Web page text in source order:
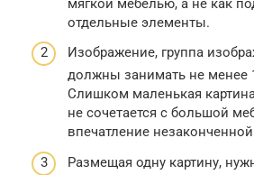
мягкой мебелью, а не как
отдельные элементы.
Изображение, группа
должны занимать не
Слишком маленькая
не сочетается с большой
впечатление
Размещая одну картину,